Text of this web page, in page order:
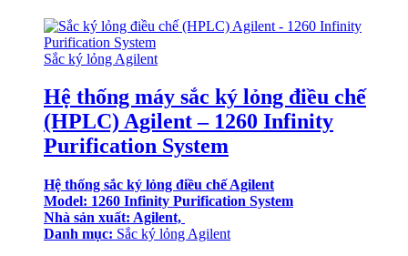
Sắc ký lỏng Agilent
Hệ thống máy sắc ký lỏng điều chế
(HPLC) Agilent – 1260 Infinity
Purification System
Hệ thống sắc ký lỏng điều chế Agilent
Model: 1260 Infinity Purification System
Nhà sản xuất: Agilent,
Danh mục: Sắc ký lỏng Agilent